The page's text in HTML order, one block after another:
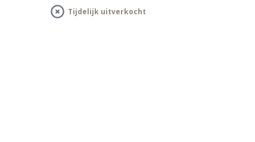
Tijdelijk uitverkocht